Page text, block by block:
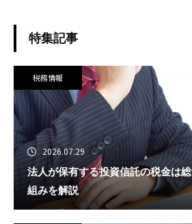
特集記事
税務情報
2026.07.29
法人が保有する投資信託の税金は
組みを解説